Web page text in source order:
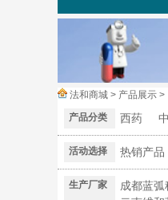
法和商城 > 产品展示 >
产品分类
西药
活动选择 热销产品
生产厂家 成都蓝弧